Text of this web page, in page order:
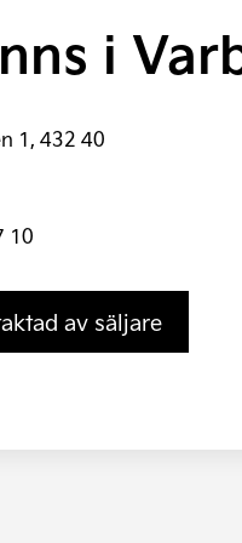
i
1, 432 40
10
av säljare